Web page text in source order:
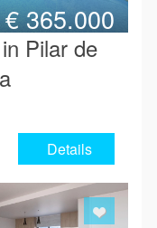
€ 365.000
Pilar de
Details